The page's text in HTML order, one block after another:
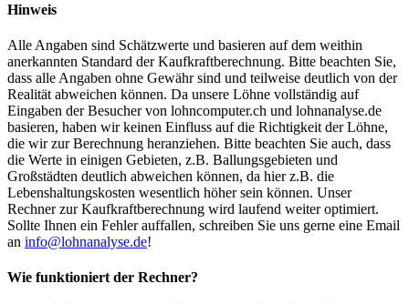
Hinweis
Alle Angaben sind Schätzwerte und basieren auf dem weithin
anerkannten Standard der Kaufkraftberechnung. Bitte beachten Sie,
dass alle Angaben ohne Gewähr sind und teilweise deutlich von der
Realität abweichen können. Da unsere Löhne vollständig auf
Eingaben der Besucher von lohncomputer.ch und lohnanalyse.de
basieren, haben wir keinen Einfluss auf die Richtigkeit der Löhne,
die wir zur Berechnung heranziehen. Bitte beachten Sie auch, dass
die Werte in einigen Gebieten, z.B. Ballungsgebieten und
Großstädten deutlich abweichen können, da hier z.B. die
Lebenshaltungskosten wesentlich höher sein können. Unser
Rechner zur Kaufkraftberechnung wird laufend weiter optimiert.
Sollte Ihnen ein Fehler auffallen, schreiben Sie uns gerne eine Email
an info@lohnanalyse.de!
Wie funktioniert der Rechner?